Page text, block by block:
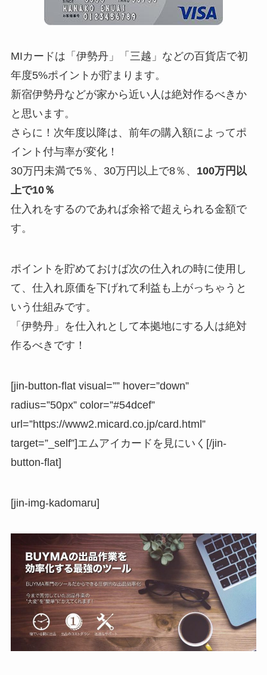
MIカードは「伊勢丹」「三越」などの百貨店で初
年度5%ポイントが貯まります。
新宿伊勢丹などが家から近い人は絶対作るべきか
と思います。
さらに！次年度以降は、前年の購入額によってポ
イント付与率が変化！
30万円未満で5％、30万円以上で8％、 100万円以
上で10％
仕入れをするのであれば余裕で超えられる金額で
す。
ポイントを貯めておけば次の仕入れの時に使用し
て、仕入れ原価を下げれて利益も上がっちゃうと
いう仕組みです。
「伊勢丹」を仕入れとして本拠地にする人は絶対
作るべきです！
[jin-button-flat visual=”” hover=”down”
radius=”50px” color=”#54dcef”
url=”https://www2.micard.co.jp/card.html”
target=”_self”]エムアイカードを見にいく[/jin-
button-flat]
[jin-img-kadomaru]